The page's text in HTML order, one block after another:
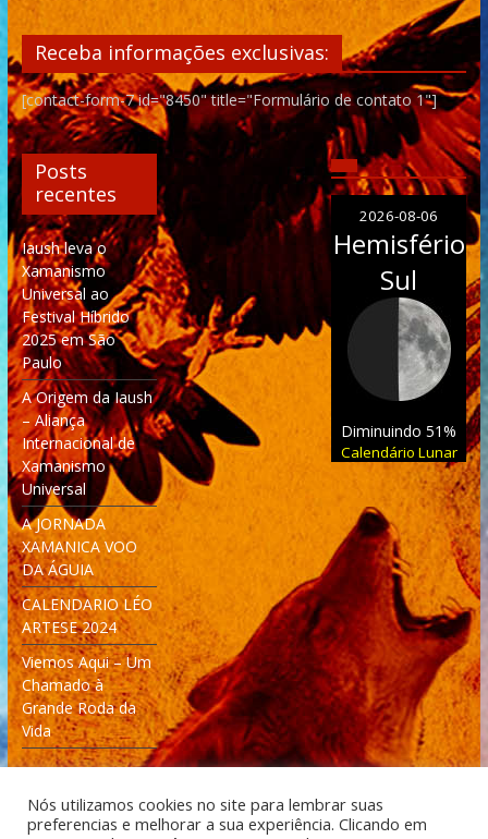
Receba informações exclusivas:
[contact-form-7 id="8450" title="Formulário de contato 1"]
Posts
recentes
Iaush leva o
Xamanismo
Universal ao
Festival Híbrido
2025 em São
Paulo
A Origem da Iaush
– Aliança
Internacional de
Xamanismo
Universal
A JORNADA
XAMANICA VOO
DA ÁGUIA
CALENDARIO LÉO
ARTESE 2024
Viemos Aqui – Um
Chamado à
Grande Roda da
Vida
2026-08-06
Hemisfério
Sul
Diminuindo 51%
Calendário Lunar
Nós utilizamos cookies no site para lembrar suas
preferencias e melhorar a sua experiência. Clicando em